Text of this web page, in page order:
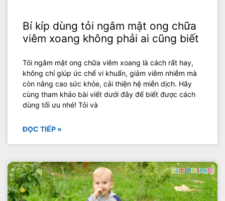
Bí kíp dùng tỏi ngâm mật ong chữa
viêm xoang không phải ai cũng biết
Tỏi ngâm mật ong chữa viêm xoang là cách rất hay,
không chỉ giúp ức chế vi khuẩn, giảm viêm nhiễm mà
còn nâng cao sức khỏe, cải thiện hệ miễn dịch. Hãy
cùng tham khảo bài viết dưới đây để biết được cách
dùng tối ưu nhé! Tỏi và
ĐỌC TIẾP »